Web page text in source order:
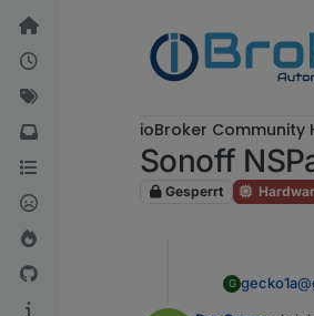
Weiter zum Inhalt
ioBroker Community
Sonoff
Gesperrt
G gecko1a@